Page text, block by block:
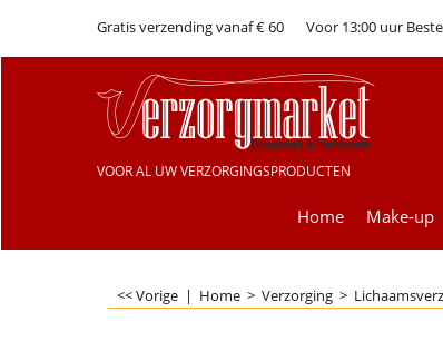
Gratis verzending vanaf € 60 Voor 13:00 uur
VOOR AL UW VERZORGINGSPRODUCTEN
Home Make-up
<< Vorige | Home > Verzorging >